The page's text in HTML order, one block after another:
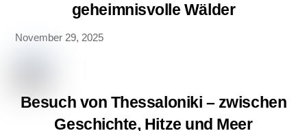
geheimnisvolle Wälder
November 29, 2025
Besuch von Thessaloniki – zwischen
Geschichte, Hitze und Meer